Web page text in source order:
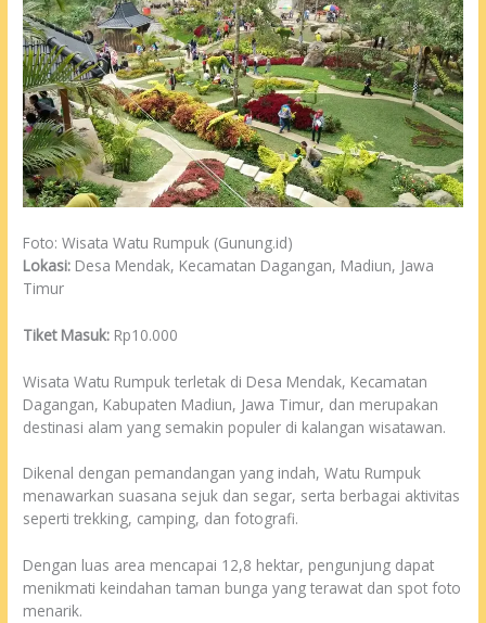
Foto: Wisata Watu Rumpuk (Gunung.id)
Lokasi: Desa Mendak, Kecamatan Dagangan, Madiun, Jawa
Timur
Tiket Masuk: Rp10.000
Wisata Watu Rumpuk terletak di Desa Mendak, Kecamatan
Dagangan, Kabupaten Madiun, Jawa Timur, dan merupakan
destinasi alam yang semakin populer di kalangan wisatawan.
Dikenal dengan pemandangan yang indah, Watu Rumpuk
menawarkan suasana sejuk dan segar, serta berbagai aktivitas
seperti trekking, camping, dan fotografi.
Dengan luas area mencapai 12,8 hektar, pengunjung dapat
menikmati keindahan taman bunga yang terawat dan spot foto
menarik.